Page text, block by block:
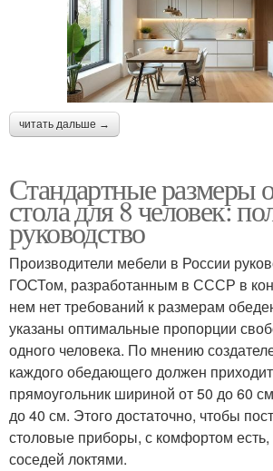
читать дальше →
Стандартные размеры
стола для 8 человек:
руководство
Производители мебели в России
ГОСТом, разработанным в СССР в
нем нет требований к размерам
указаны оптимальные пропорции
одного человека. По мнению
каждого обедающего должен
прямоугольник шириной от 50 до 60
до 40 см. Этого достаточно, чтобы
столовые приборы, с комфортом есть,
соседей локтями.